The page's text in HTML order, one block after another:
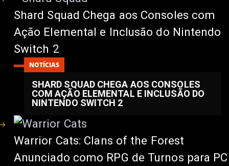
Shard Squad Chega aos Consoles com
Ação Elemental e Inclusão do Nintendo
Switch 2
NOTÍCIAS
SHARD SQUAD CHEGA AOS CONSOLES
COM AÇÃO ELEMENTAL E INCLUSÃO DO
NINTENDO SWITCH 2
Warrior Cats: Clans of the Forest
Anunciado como RPG de Turnos para PC